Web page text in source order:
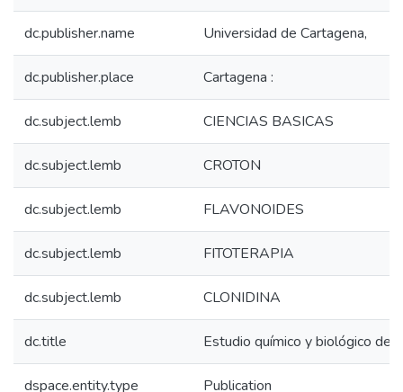
dc.publisher.name Universidad de Cartagena,
dc.publisher.place Cartagena :
dc.subject.lemb CIENCIAS BASICAS
dc.subject.lemb CROTON
dc.subject.lemb FLAVONOIDES
dc.subject.lemb FITOTERAPIA
dc.subject.lemb CLONIDINA
dc.title Estudio químico y biológico del
dspace.entity.type Publication